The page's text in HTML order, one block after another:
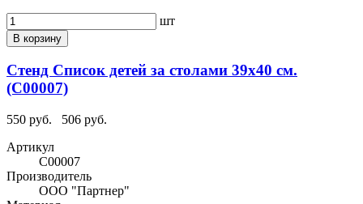
шт
В корзину
Стенд Список детей за столами 39х40 см.
(С00007)
550 руб.
506 руб.
Артикул
С00007
Производитель
ООО "Партнер"